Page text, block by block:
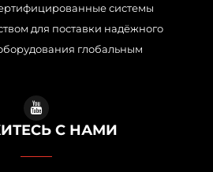
системы
для поставки надёжного
глобальным
С НАМИ